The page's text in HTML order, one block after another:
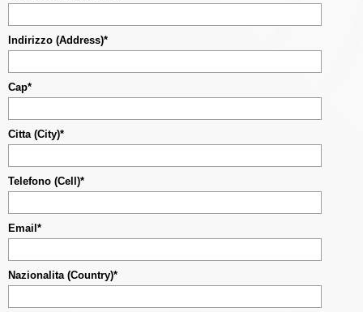
Indirizzo (Address)*
Cap*
Citta (City)*
Telefono (Cell)*
Email*
Nazionalita (Country)*